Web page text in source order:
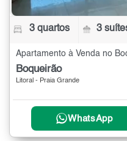
3 quartos 3
Apartamento à Venda no
Boqueirão
Litoral - Praia Grande
WhatsApp